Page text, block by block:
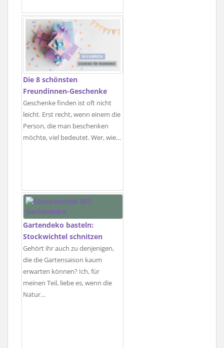
Die 8 schönsten
Freundinnen-Geschenke
Geschenke finden ist oft nicht
leicht. Erst recht, wenn einem die
Person, die man beschenken
möchte, viel bedeutet. Wer, wie…
Gartendeko basteln:
Stockwichtel schnitzen
Gehört ihr auch zu denjenigen,
die die Gartensaison kaum
erwarten können? Ich, für
meinen Teil, liebe es, wenn die
Natur…